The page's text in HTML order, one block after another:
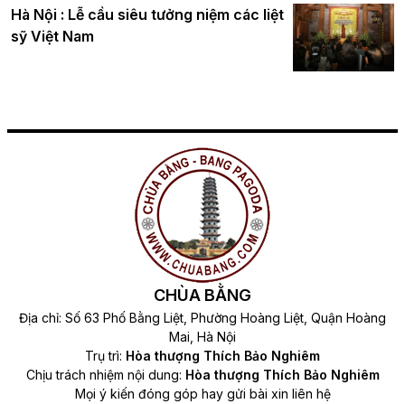
Hà Nội : Lễ cầu siêu tưởng niệm các liệt
sỹ Việt Nam
CHÙA BẰNG
Địa chỉ: Số 63 Phố Bằng Liệt, Phường Hoàng Liệt, Quận Hoàng
Mai, Hà Nội
Trụ trì: Hòa thượng Thích Bảo Nghiêm
Chịu trách nhiệm nội dung: Hòa thượng Thích Bảo Nghiêm
Mọi ý kiến đóng góp hay gửi bài xin liên hệ